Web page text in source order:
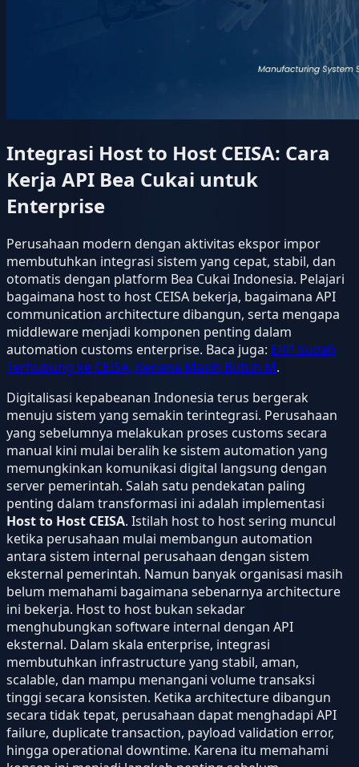
Integrasi Host to Host CEISA: Cara
Kerja API Bea Cukai untuk
Enterprise
Perusahaan modern dengan aktivitas ekspor impor
membutuhkan integrasi sistem yang cepat, stabil, dan
otomatis dengan platform Bea Cukai Indonesia. Pelajari
bagaimana host to host CEISA bekerja, bagaimana API
communication architecture dibangun, serta mengapa
middleware menjadi komponen penting dalam
automation customs enterprise. Baca juga: ERP Sudah
Terhubung ke CEISA, Kenapa Masih Butuh M.
Digitalisasi kepabeanan Indonesia terus bergerak
menuju sistem yang semakin terintegrasi. Perusahaan
yang sebelumnya melakukan proses customs secara
manual kini mulai beralih ke sistem automation yang
memungkinkan komunikasi digital langsung dengan
server pemerintah. Salah satu pendekatan paling
penting dalam transformasi ini adalah implementasi
Host to Host CEISA. Istilah host to host sering muncul
ketika perusahaan mulai membangun automation
antara sistem internal perusahaan dengan sistem
eksternal pemerintah. Namun banyak organisasi masih
belum memahami bagaimana sebenarnya architecture
ini bekerja. Host to host bukan sekadar
menghubungkan software internal dengan API
eksternal. Dalam skala enterprise, integrasi
membutuhkan infrastructure yang stabil, aman,
scalable, dan mampu menangani volume transaksi
tinggi secara konsisten. Ketika architecture dibangun
secara tidak tepat, perusahaan dapat menghadapi API
failure, duplicate transaction, payload validation error,
hingga operational downtime. Karena itu memahami